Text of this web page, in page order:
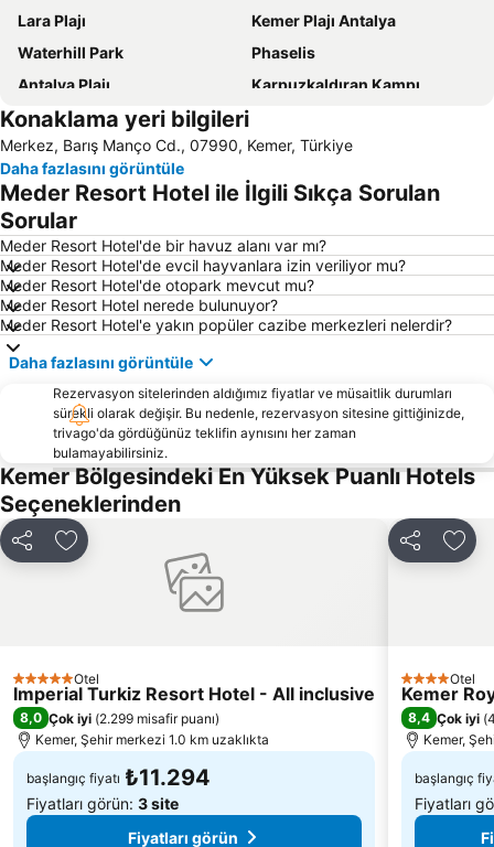
Lara Plajı
Kemer Plajı Antalya
Waterhill Park
Phaselis
Antalya Plajı
Karpuzkaldıran Kampı
Kemer Merkez Batı Halk Plajı
Antalya Fuar Merkezi
Setur Antalya Marina
Ayışığı Plajı
Gazipaşa Öğretmenevi Plajı
Akdeniz Üniversitesi Tıp Fakültesi
Kaya Eagles Golf Club
Murat Paşa Cami
Tekirova Beach
Kemer Marina Antalya
Akseki
Adalet Sarayı
Düden Şelalesi
Antalya Akvaryum
Turist Plajı
Saklıkent Ski Resort
Lara Dido Plajı
Göynük kanyonu
ForFun
Beldibi Atatürk Parkı Halk Plajı 50th International Antalya Golden Orange Film Festival
Ayışığı Plajı
Çarşı Kemer
Mardan Spor Kompleksi
Antalya Müzesi
Plaj Cafe
Yanartaş Antalya
Konaklama yeri bilgileri
Merkez, Barış Manço Cd., 07990, Kemer, Türkiye
Daha fazlasını görüntüle
Meder Resort Hotel ile İlgili Sıkça Sorulan
Sorular
Meder Resort Hotel'de bir havuz alanı var mı?
Meder Resort Hotel'de evcil hayvanlara izin veriliyor mu?
Meder Resort Hotel'de otopark mevcut mu?
Meder Resort Hotel nerede bulunuyor?
Meder Resort Hotel'e yakın popüler cazibe merkezleri nelerdir?
Daha fazlasını görüntüle
Rezervasyon sitelerinden aldığımız fiyatlar ve müsaitlik durumları
sürekli olarak değişir. Bu nedenle, rezervasyon sitesine gittiğinizde,
trivago'da gördüğünüz teklifin aynısını her zaman
bulamayabilirsiniz.
Kemer Bölgesindeki En Yüksek Puanlı Hotels
Seçeneklerinden
Paylaş Favorilerime ekle
5 Yıldız Otel
Imperial Turkiz Resort Hotel - All inclusive
8,0 Çok iyi (2.299 misafir puanı)
Kemer, Şehir merkezi 1.0 km uzaklıkta
başlangıç fiyatı ₺11.294
Fiyatları görün: 3 site
Fiyatları görün
Paylaş
4 YıldızOtel
Kemer
8,4 Çok iyi (
Kemer,
başlangıç
Fiyatları